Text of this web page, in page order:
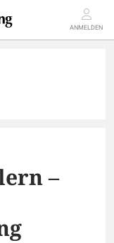
ANMELDEN
–